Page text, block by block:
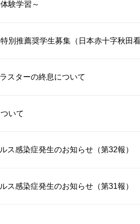
験学習～
別推薦奨学生募集（日本赤十字秋田看
スターの終息について
いて
ス感染症発生のお知らせ（第32報）
ス感染症発生のお知らせ（第31報）